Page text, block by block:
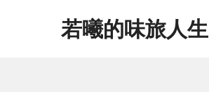
若曦的味旅人生